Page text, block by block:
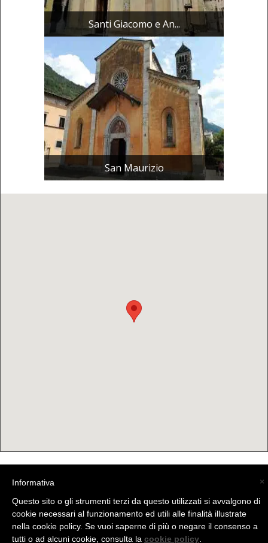
Santi Giacomo e An...
San Maurizio
(C) La Valtellina - info@la-valtellina.com - ×
Informativa
Questo sito o gli strumenti terzi da questo utilizzati si avvalgono di
cookie necessari al funzionamento ed utili alle finalità illustrate
nella cookie policy. Se vuoi saperne di più o negare il consenso a
tutti o ad alcuni cookie, consulta la cookie policy